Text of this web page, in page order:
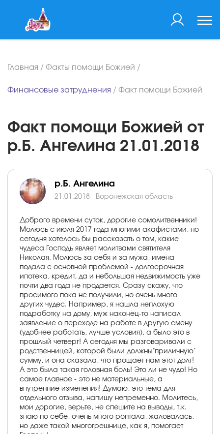
Главная / Факты помощи Божией /
Финансовые затруднения / Факт помощи Божией
Факт помощи Божией от
р.Б. Ангелина 21.01.2018
р.Б. Ангелина
21.01.2018 Воронежская область
Доброго времени суток, дорогие сомолитвенники!
Молюсь с июля 2017 года многими акафистами, но
сегодня хотелось бы рассказать о том, какие
чудеса Господь являет молитвами святителя
Николая. Молюсь за себя и за мужа, имена
подала с основной проблемой - долгосрочная
ипотека, кредит, да и небольшая недвижимость уже
почти два года не продается. Сразу скажу, что
просимого пока не получили, но очень много
других чудес. Например, я нашла неплохую
подработку на дому, муж наконец-то написал
заявление о переходе на работе в другую смену
(удобнее работать, лучше условия), а было это в
прошлый четверг! А сегодня мы разговаривали с
родственницей, которой были должны"приличную"
сумму, и она сказала, что прощает нам этот долг!
А это была такая головная боль! Это ли не чудо! Но
самое главное - это не материальные, а
внутренние изменения! Думаю, это тема для
отдельного отзыва, напишу непременно. Молитесь,
мои дорогие, верьте, не спешите на выводы, т.к.
знаю по себе, очень много роптала, жаловалась,
но даже такой многогрешнице, как я, помогает